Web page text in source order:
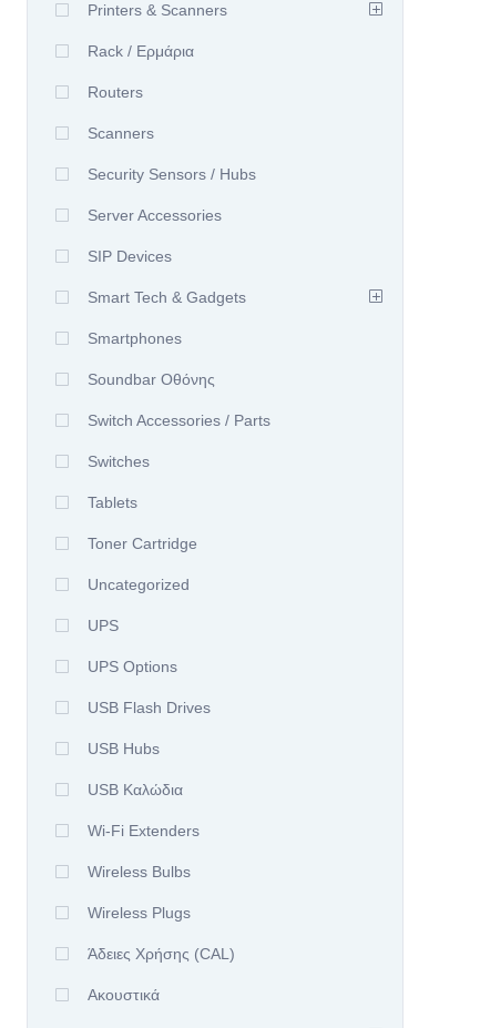
Printers & Scanners
Rack / Ερμάρια
Routers
Scanners
Security Sensors / Hubs
Server Accessories
SIP Devices
Smart Tech & Gadgets
Smartphones
Soundbar Οθόνης
Switch Accessories / Parts
Switches
Tablets
Toner Cartridge
Uncategorized
UPS
UPS Options
USB Flash Drives
USB Hubs
USB Καλώδια
Wi-Fi Extenders
Wireless Bulbs
Wireless Plugs
Άδειες Χρήσης (CAL)
Ακουστικά